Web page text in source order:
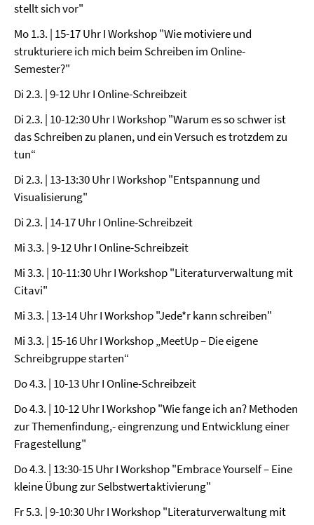
stellt sich vor"
Mo 1.3. | 15-17 Uhr I Workshop "Wie motiviere und
strukturiere ich mich beim Schreiben im Online-
Semester?"
Di 2.3. | 9-12 Uhr I Online-Schreibzeit
Di 2.3. | 10-12:30 Uhr I Workshop "Warum es so schwer ist
das Schreiben zu planen, und ein Versuch es trotzdem zu
tun“
Di 2.3. | 13-13:30 Uhr I Workshop "Entspannung und
Visualisierung"
Di 2.3. | 14-17 Uhr I Online-Schreibzeit
Mi 3.3. | 9-12 Uhr I Online-Schreibzeit
Mi 3.3. | 10-11:30 Uhr I Workshop "Literaturverwaltung mit
Citavi"
Mi 3.3. | 13-14 Uhr I Workshop "Jede*r kann schreiben"
Mi 3.3. | 15-16 Uhr I Workshop „MeetUp – Die eigene
Schreibgruppe starten“
Do 4.3. | 10-13 Uhr I Online-Schreibzeit
Do 4.3. | 10-12 Uhr I Workshop "Wie fange ich an? Methoden
zur Themenfindung,- eingrenzung und Entwicklung einer
Fragestellung"
Do 4.3. | 13:30-15 Uhr I Workshop "Embrace Yourself – Eine
kleine Übung zur Selbstwertaktivierung"
Fr 5.3. | 9-10:30 Uhr I Workshop "Literaturverwaltung mit